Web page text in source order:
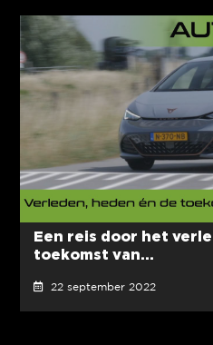
Een reis door het
toekomst van...
22 september 2022